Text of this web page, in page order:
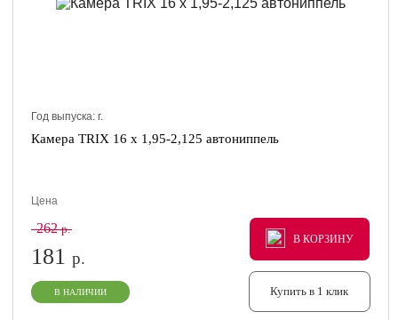
Год выпуска:г.
Камера TRIX 16 x 1,95-2,125 автониппель
Цена
262р.
181р.
В НАЛИЧИИ
В КОРЗИНУ
В КОРЗИНУ
В КОРЗИНУ
Купить в 1 клик